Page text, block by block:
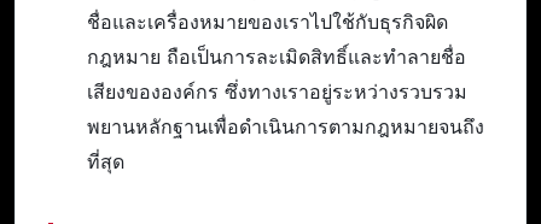
ชื่อและเครื่องหมายของเราไปใช้กับธุรกิจผิด
กฎหมาย ถือเป็นการละเมิดสิทธิ์และทำลายชื่อ
เสียงขององค์กร ซึ่งทางเราอยู่ระหว่างรวบรวม
พยานหลักฐานเพื่อดำเนินการตามกฎหมายจนถึง
ที่สุด